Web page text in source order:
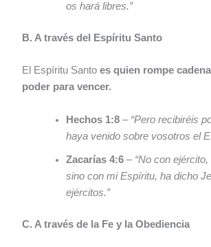
os hará libres.”
B. A través del Espíritu Santo
El Espíritu Santoes quien rompe
poder para vencer.
Hechos 1:8 – “Pero recibiréis
haya venido sobre vosotros el
Zacarías 4:6 – “No con
sino con mi Espíritu, ha dicho
ejércitos.”
C. A través de la Fe y la Obediencia